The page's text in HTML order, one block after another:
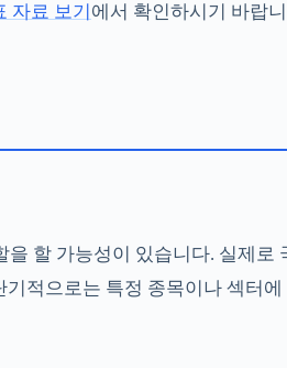
자료 보기 에서 확인하시기 바랍
할 가능성이 있습니다. 실제로
적으로는 특정 종목이나 섹터